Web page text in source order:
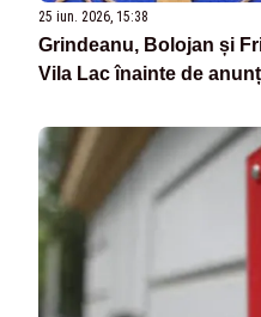
25 iun. 2026, 15:38
Grindeanu, Bolojan și
Vila Lac înainte de